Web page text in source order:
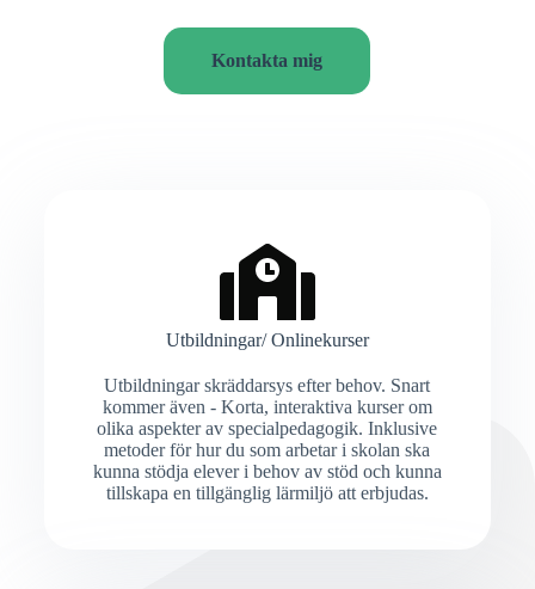
Kontakta mig
Utbildningar/ Onlinekurser
Utbildningar skräddarsys efter behov. Snart
kommer även - Korta, interaktiva kurser om
olika aspekter av specialpedagogik. Inklusive
metoder för hur du som arbetar i skolan ska
kunna stödja elever i behov av stöd och kunna
tillskapa en tillgänglig lärmiljö att erbjudas.